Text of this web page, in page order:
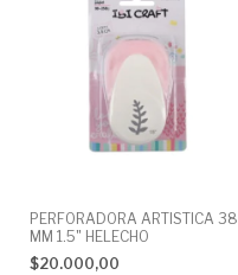
PERFORADORA ARTISTICA 38
MM 1.5" HELECHO
$20.000,00